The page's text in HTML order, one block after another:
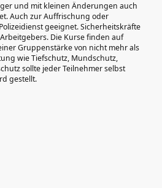
und mit kleinen Änderungen auch
Auch zur Auffrischung oder
geeignet. Sicherheitskräfte
Die Kurse finden auf
Gruppenstärke von nicht mehr als
wie Tiefschutz, Mundschutz,
sollte jeder Teilnehmer selbst
gestellt.